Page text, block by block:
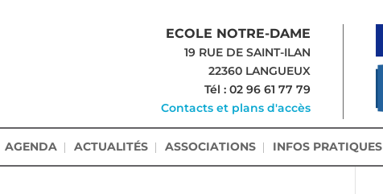
ECOLE NOTRE-DAME
19 RUE DE SAINT-ILAN
22360 LANGUEUX
Tél : 02 96 61 77 79
Contacts et plans d'accès
AGENDA ACTUALITÉS ASSOCIATIONS INFOS PRATIQUES